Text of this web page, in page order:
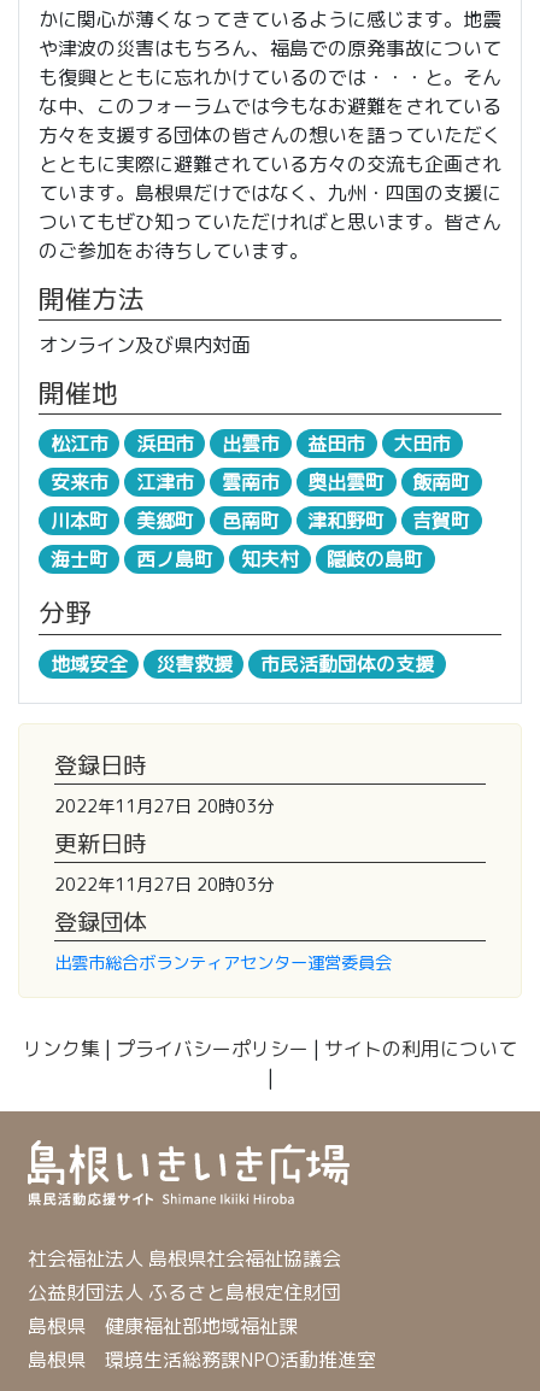
かに関心が薄くなってきているように感じます。地震
や津波の災害はもちろん、福島での原発事故について
も復興とともに忘れかけているのでは・・・と。そん
な中、このフォーラムでは今もなお避難をされている
方々を支援する団体の皆さんの想いを語っていただく
とともに実際に避難されている方々の交流も企画され
ています。島根県だけではなく、九州・四国の支援に
ついてもぜひ知っていただければと思います。皆さん
のご参加をお待ちしています。
開催方法
オンライン及び県内対面
開催地
松江市 浜田市 出雲市 益田市
大田市
安来市
江津市 雲南市 奥出雲町
飯南町
川本町
美郷町 邑南町 津和野町
吉賀町
海士町
西ノ島町 知夫村 隠岐の島町
分野
地域安全 災害救援 市民活動団体の支援
登録日時
2022年11月27日 20時03分
更新日時
2022年11月27日 20時03分
登録団体
出雲市総合ボランティアセンター運営委員会
リンク集 | プライバシーポリシー | サイトの利用について
|
社会福祉法人 島根県社会福祉協議会
公益財団法人 ふるさと島根定住財団
島根県 健康福祉部地域福祉課
島根県 環境生活総務課NPO活動推進室